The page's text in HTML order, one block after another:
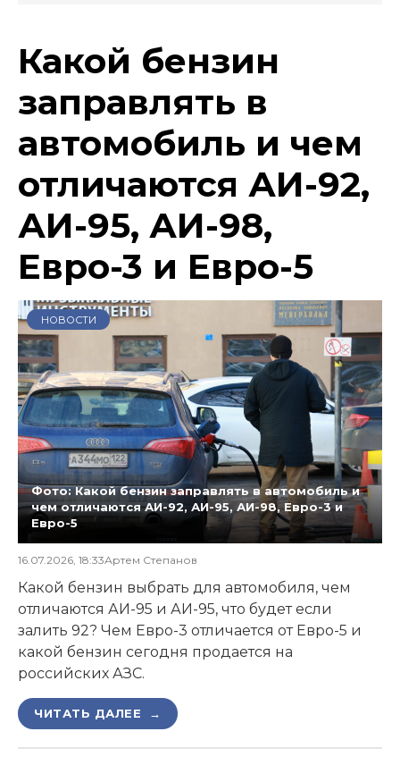
Какой бензин
заправлять в
автомобиль и чем
отличаются АИ-92,
АИ-95, АИ-98,
Евро-3 и Евро-5
НОВОСТИ
Фото: Какой бензин заправлять в автомобиль и
чем отличаются АИ-92, АИ-95, АИ-98, Евро-3 и
Евро-5
16.07.2026, 18:33Артем Степанов
Какой бензин выбрать для автомобиля, чем
отличаются АИ-95 и АИ-95, что будет если
залить 92? Чем Евро-3 отличается от Евро-5 и
какой бензин сегодня продается на
российских АЗС.
ЧИТАТЬ ДАЛЕЕ →